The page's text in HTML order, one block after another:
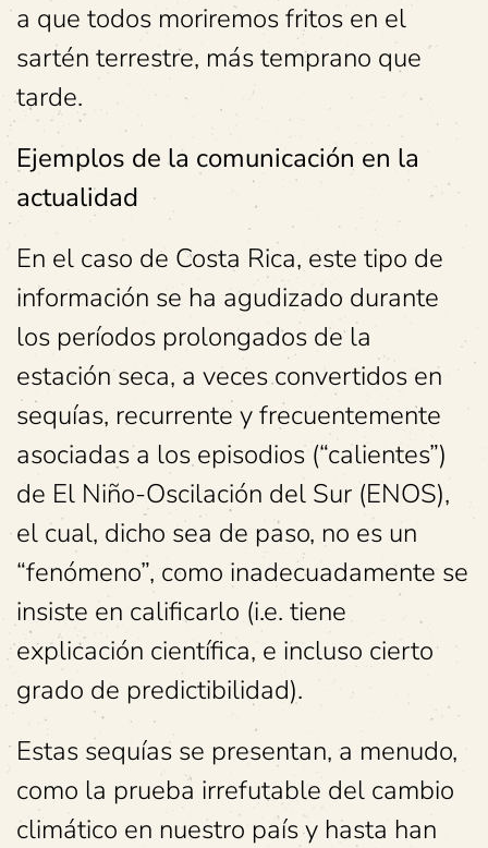
a que todos moriremos fritos en el
sartén terrestre, más temprano que
tarde.
Ejemplos de la comunicación en la
actualidad
En el caso de Costa Rica, este tipo de
información se ha agudizado durante
los períodos prolongados de la
estación seca, a veces convertidos en
sequías, recurrente y frecuentemente
asociadas a los episodios (“calientes”)
de El Niño-Oscilación del Sur (ENOS),
el cual, dicho sea de paso, no es un
“fenómeno”, como inadecuadamente se
insiste en calificarlo (i.e. tiene
explicación científica, e incluso cierto
grado de predictibilidad).
Estas sequías se presentan, a menudo,
como la prueba irrefutable del cambio
climático en nuestro país y hasta han